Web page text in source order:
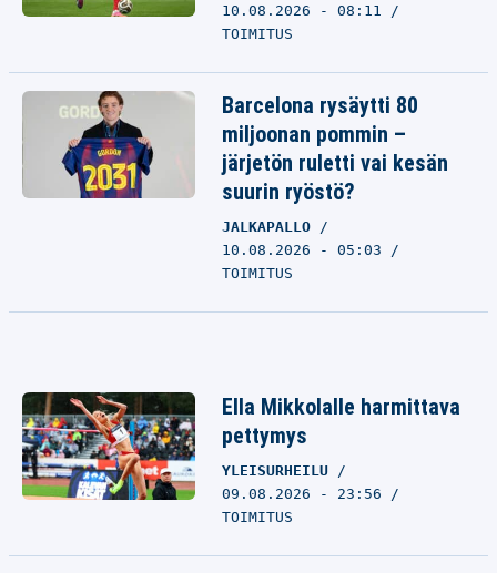
10.08.2026 - 08:11
TOIMITUS
Barcelona rysäytti 80
miljoonan pommin –
järjetön ruletti vai kesän
suurin ryöstö?
JALKAPALLO
10.08.2026 - 05:03
TOIMITUS
Ella Mikkolalle harmittava
pettymys
YLEISURHEILU
09.08.2026 - 23:56
TOIMITUS